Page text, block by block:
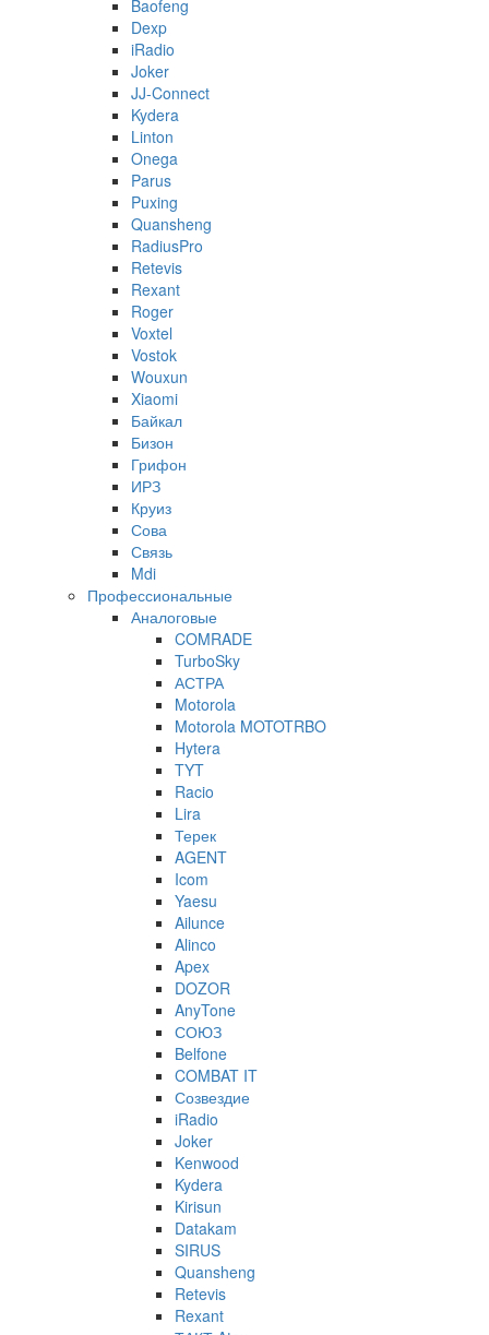
Baofeng
Dexp
iRadio
Joker
JJ-Connect
Kydera
Linton
Onega
Parus
Puxing
Quansheng
RadiusPro
Retevis
Rexant
Roger
Voxtel
Vostok
Wouxun
Xiaomi
Байкал
Бизон
Грифон
ИРЗ
Круиз
Сова
Связь
Mdi
Профессиональные
Аналоговые
COMRADE
TurboSky
АСТРА
Motorola
Motorola MOTOTRBO
Hytera
TYT
Racio
Lira
Терек
AGENT
Icom
Yaesu
Ailunce
Alinco
Apex
DOZOR
AnyTone
СОЮЗ
Belfone
COMBAT IT
Созвездие
iRadio
Joker
Kenwood
Kydera
Kirisun
Datakam
SIRUS
Quansheng
Retevis
Rexant